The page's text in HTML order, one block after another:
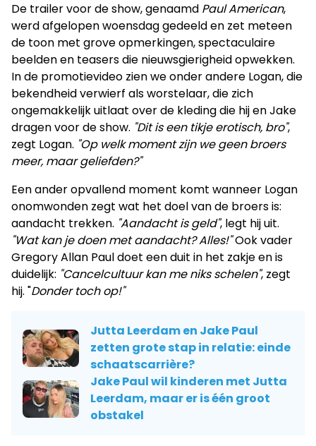
De trailer voor de show, genaamd Paul American,
werd afgelopen woensdag gedeeld en zet meteen
de toon met grove opmerkingen, spectaculaire
beelden en teasers die nieuwsgierigheid opwekken.
In de promotievideo zien we onder andere Logan, die
bekendheid verwierf als worstelaar, die zich
ongemakkelijk uitlaat over de kleding die hij en Jake
dragen voor de show. "Dit is een tikje erotisch, bro",
zegt Logan. "Op welk moment zijn we geen broers
meer, maar geliefden?"
Een ander opvallend moment komt wanneer Logan
onomwonden zegt wat het doel van de broers is:
aandacht trekken. "Aandacht is geld", legt hij uit.
"Wat kan je doen met aandacht? Alles!"Ook vader
Gregory Allan Paul doet een duit in het zakje en is
duidelijk: "Cancelcultuur kan me niks schelen", zegt
hij. "Donder toch op!"
Jutta Leerdam en Jake Paul
zetten grote stap in relatie: einde
schaatscarrière?
Jake Paul wil kinderen met Jutta
Leerdam, maar er is één groot
obstakel